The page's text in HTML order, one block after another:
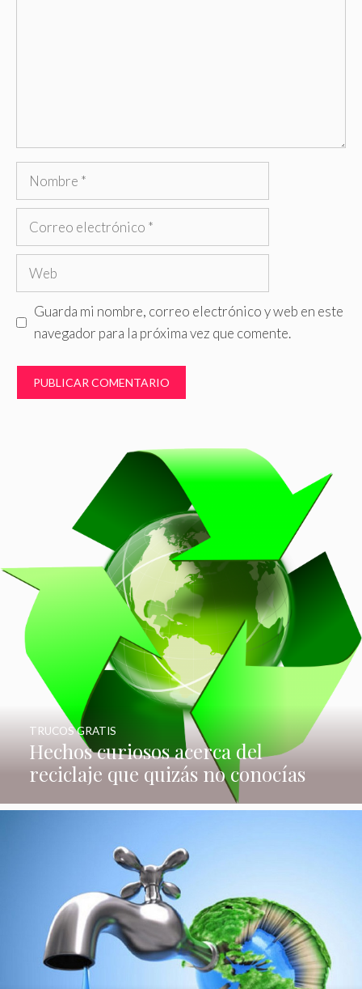
Nombre
Correo
Web
Guarda mi nombre, correo electrónico y web en este
navegador para la próxima vez que comente.
Hechos curiosos acerca del
reciclaje que quizás no conocías
TRUCOS GRATIS